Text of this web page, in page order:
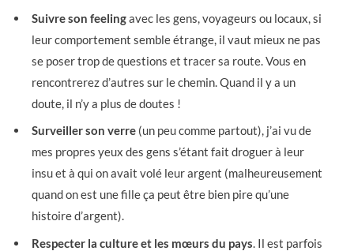
Suivre son feelingavec les gens, voyageurs ou locaux, si
leur comportement semble étrange, il vaut mieux ne pas
se poser trop de questions et tracer sa route. Vous en
rencontrerez d’autres sur le chemin. Quand il y a un
doute, il n’y a plus de doutes !
Surveiller son verre (un peu comme partout), j’ai vu de
mes propres yeux des gens s’étant fait droguer à leur
insu et à qui on avait volé leur argent (malheureusement
quand on est une fille ça peut être bien pire qu’une
histoire d’argent).
Respecter la culture et les mœurs du pays . Il est parfois